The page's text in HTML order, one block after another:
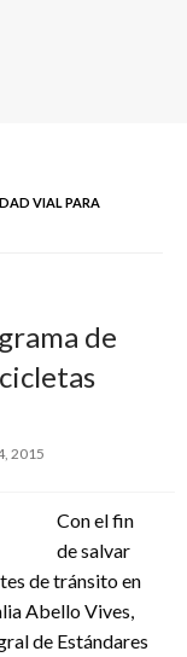
VIAL PARA
de
2015
Con el fin
de salvar
de tránsito en
Abello Vives,
de Estándares